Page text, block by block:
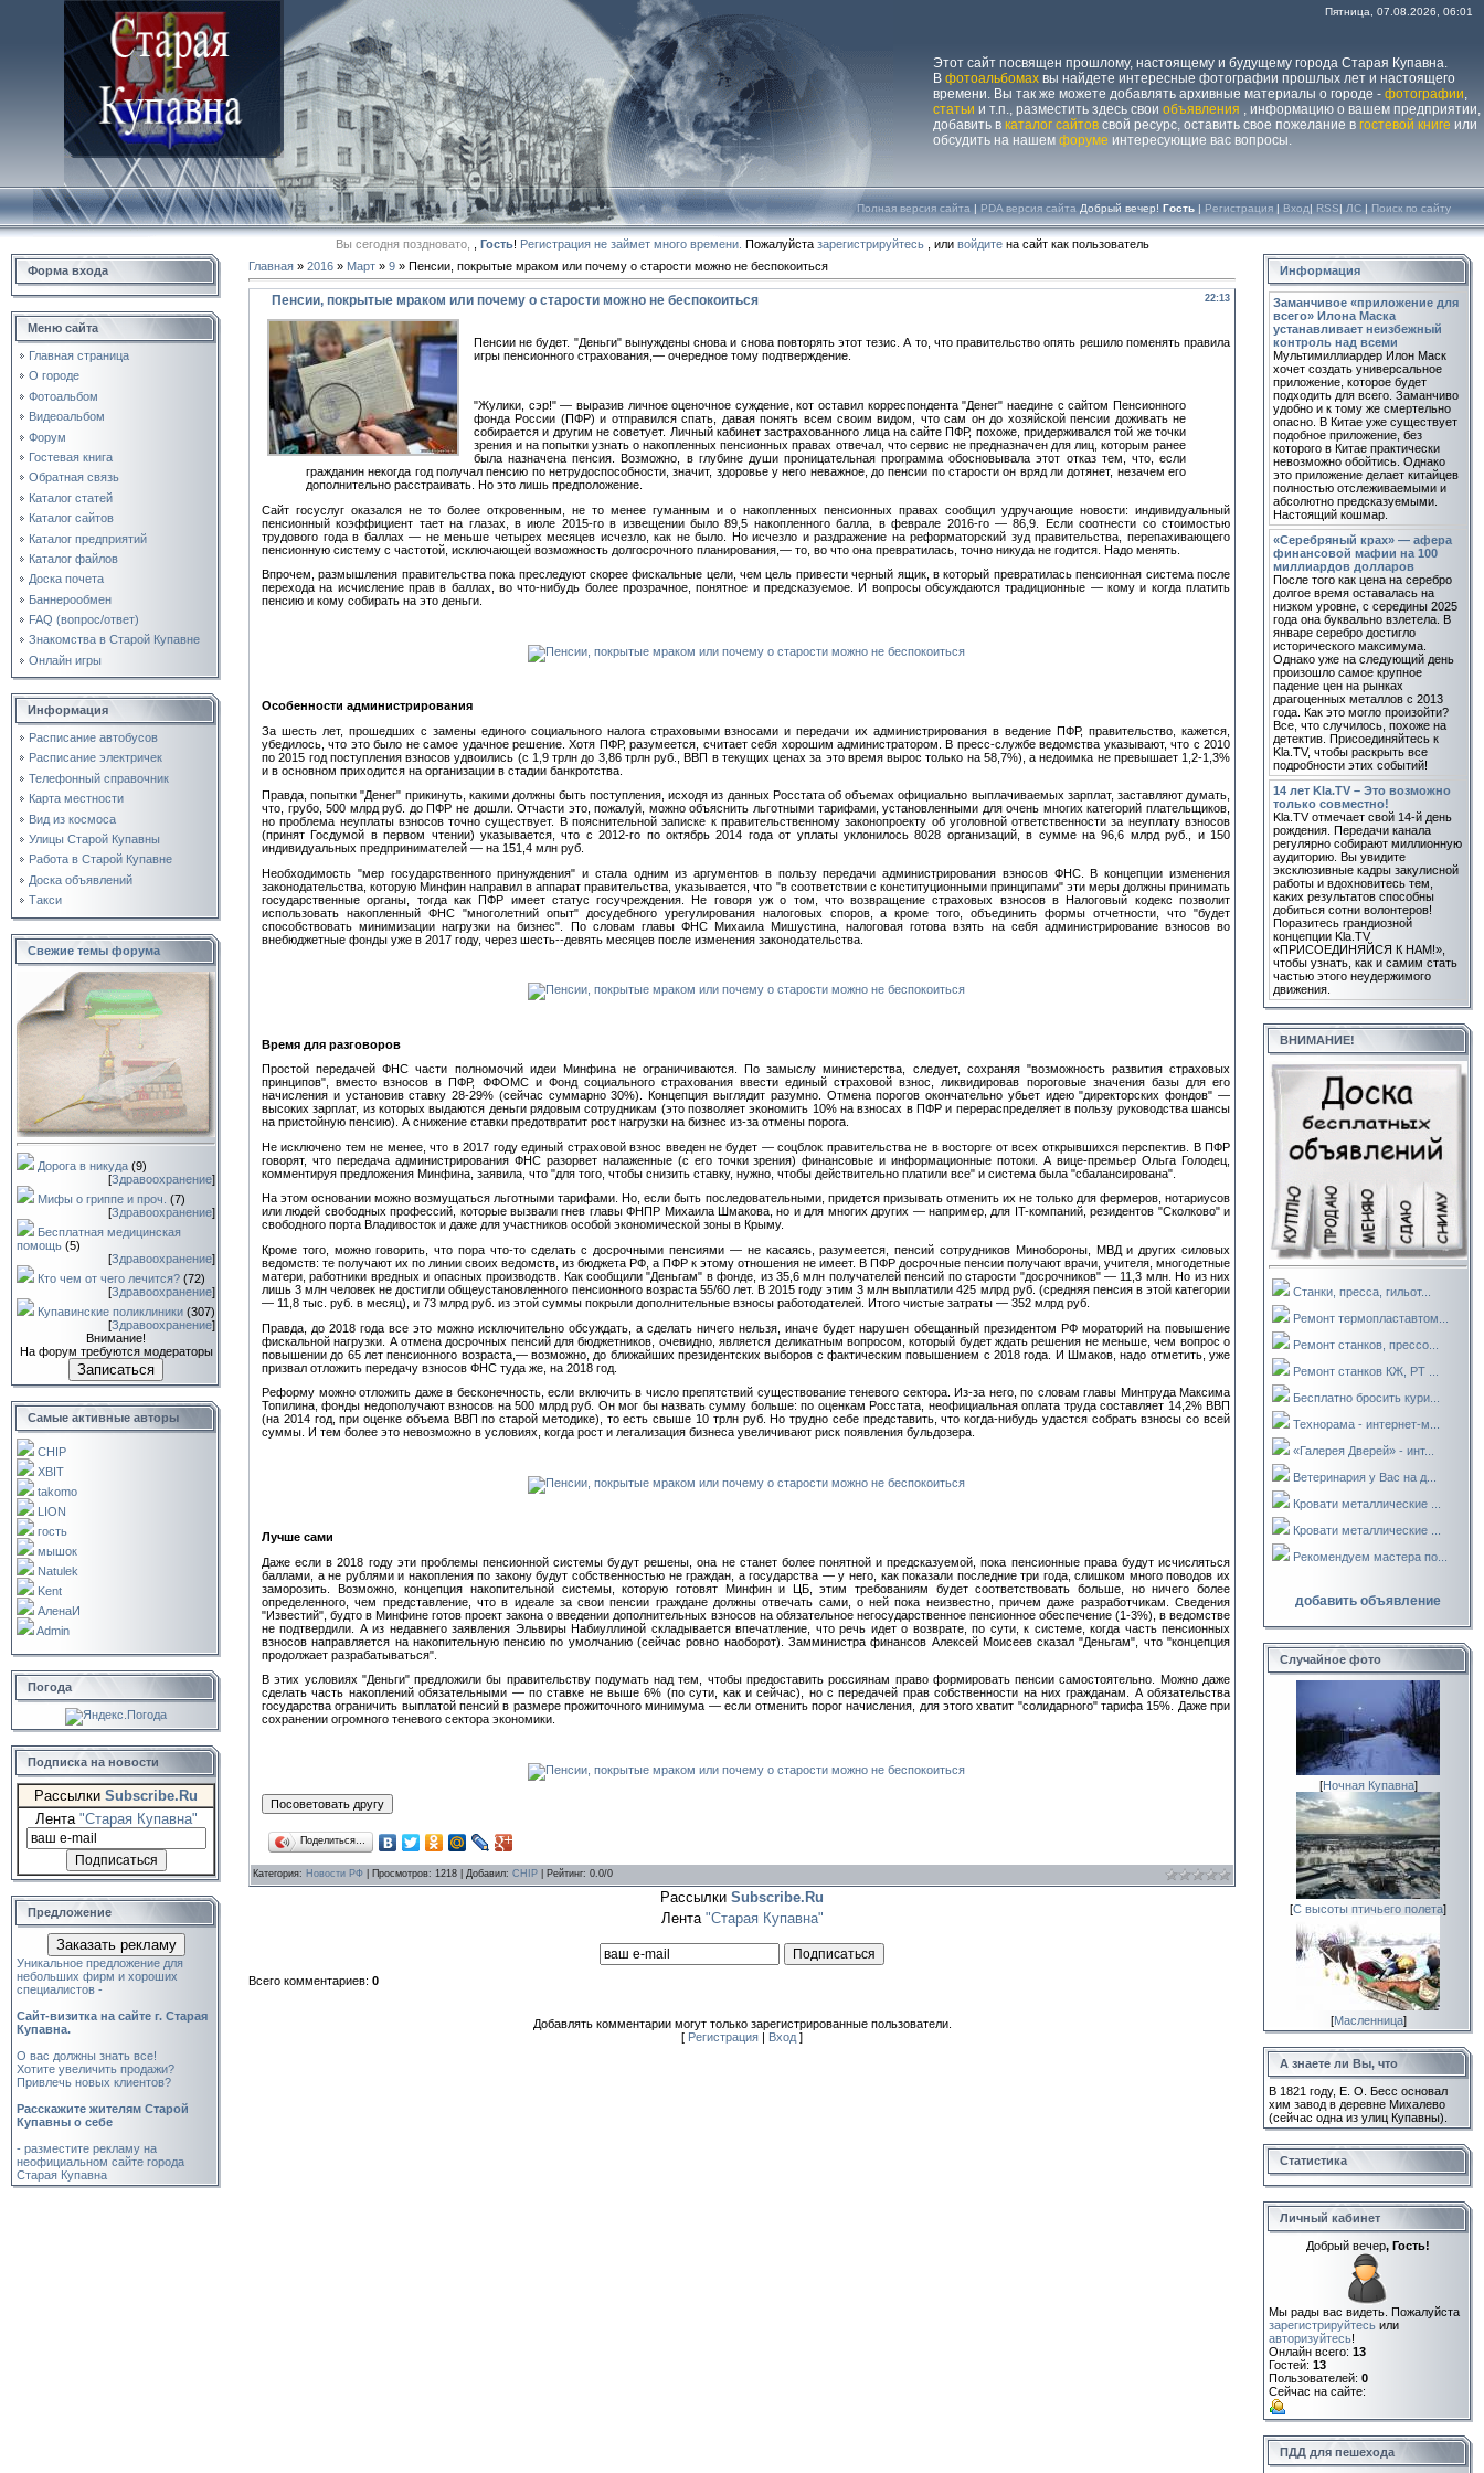
Этот сайт посвящен прошлому, настоящему и будущему города Старая Купавна.
В фотоальбомах вы найдете интересные фотографии прошлых лет и настоящего
времени. Вы так же можете добавлять архивные материалы о городе - фотографии,
статьи и т.п., разместить здесь свои объявления , информацию о вашем предприятии,
добавить в каталог сайтов свой ресурс, оставить свое пожелание в гостевой книге или
обсудить на нашем форуме интересующие вас вопросы.
Пятница, 07.08.2026, 06:01
Полная версия сайта | PDA версия сайта Добрый вечер! Гость | Регистрация | Вход| RSS| ЛС | Поиск по сайту
Вы сегодня поздновато, Гость! Регистрация не займет много времени. Пожалуйста зарегистрируйтесь, или войдитена сайт как пользователь
Форма входа
Меню сайта
Главная страница
О городе
Фотоальбом
Видеоальбом
Форум
Гостевая книга
Обратная связь
Каталог статей
Каталог сайтов
Каталог предприятий
Каталог файлов
Доска почета
Баннерообмен
FAQ (вопрос/ответ)
Знакомства в Старой Купавне
Онлайн игры
Информация
Расписание автобусов
Расписание электричек
Телефонный справочник
Карта местности
Вид из космоса
Улицы Старой Купавны
Работа в Старой Купавне
Доска объявлений
Такси
Свежие темы форума
Дорога в никуда (9)
[Здравоохранение]
Мифы о гриппе и проч. (7)
[Здравоохранение]
Бесплатная медицинская
помощь (5)
[Здравоохранение]
Кто чем от чего лечится? (72)
[Здравоохранение]
Купавинские поликлиники (307)
[Здравоохранение]
Внимание!
На форум требуются модераторы
Записаться
Самые активные авторы
CHIP
XBIT
takomo
LION
гость
мышок
Natulek
Kent
АленаИ
Admin
Погода
Подписка на новости
Рассылки Subscribe.Ru
Лента "Старая Купавна"
Предложение
Заказать рекламу
Уникальное предложение для
небольших фирм и хороших
специалистов -
Cайт-визитка на сайте г. Старая
Купавна.
О вас должны знать все!
Хотите увеличить продажи?
Привлечь новых клиентов?
Расскажите жителям Старой
Купавны о себе
- разместите рекламу на
неофициальном сайте города
Старая Купавна
Главная » 2016 » Март » 9 » Пенсии, покрытые мраком или почему о старости можно не беспокоиться
22:13
Пенсии, покрытые мраком или почему о старости можно не беспокоиться
Пенсии не будет. "Деньги" вынуждены снова и снова повторять этот тезис. А то, что правительство опять решило поменять правила
игры пенсионного страхования,— очередное тому подтверждение.
"Жулики, сэр!" — выразив личное оценочное суждение, кот оставил корреспондента "Денег" наедине с сайтом Пенсионного
фонда России (ПФР) и отправился спать, давая понять всем своим видом, что сам он до хозяйской пенсии доживать не
собирается и другим не советует. Личный кабинет застрахованного лица на сайте ПФР, похоже, придерживался той же точки
зрения и на попытки узнать о накопленных пенсионных правах отвечал, что сервис не предназначен для лиц, которым ранее
была назначена пенсия. Возможно, в глубине души проницательная программа обосновывала этот отказ тем, что, если
гражданин некогда год получал пенсию по нетрудоспособности, значит, здоровье у него неважное, до пенсии по старости он вряд ли дотянет, незачем его
дополнительно расстраивать. Но это лишь предположение.
Сайт госуслуг оказался не то более откровенным, не то менее гуманным и о накопленных пенсионных правах сообщил удручающие новости: индивидуальный
пенсионный коэффициент тает на глазах, в июле 2015-го в извещении было 89,5 накопленного балла, в феврале 2016-го — 86,9. Если соотнести со стоимостью
трудового года в баллах — не меньше четырех месяцев исчезло, как не было. Но исчезло и раздражение на реформаторский зуд правительства, перепахивающего
пенсионную систему с частотой, исключающей возможность долгосрочного планирования,— то, во что она превратилась, точно никуда не годится. Надо менять.
Впрочем, размышления правительства пока преследуют скорее фискальные цели, чем цель привести черный ящик, в который превратилась пенсионная система после
перехода на исчисление прав в баллах, во что-нибудь более прозрачное, понятное и предсказуемое. И вопросы обсуждаются традиционные — кому и когда платить
пенсию и кому собирать на это деньги.
Особенности администрирования
За шесть лет, прошедших с замены единого социального налога страховыми взносами и передачи их администрирования в ведение ПФР, правительство, кажется,
убедилось, что это было не самое удачное решение. Хотя ПФР, разумеется, считает себя хорошим администратором. В пресс-службе ведомства указывают, что с 2010
по 2015 год поступления взносов удвоились (с 1,9 трлн до 3,86 трлн руб., ВВП в текущих ценах за это время вырос только на 58,7%), а недоимка не превышает 1,2-1,3%
и в основном приходится на организации в стадии банкротства.
Правда, попытки "Денег" прикинуть, какими должны быть поступления, исходя из данных Росстата об объемах официально выплачиваемых зарплат, заставляют думать,
что, грубо, 500 млрд руб. до ПФР не дошли. Отчасти это, пожалуй, можно объяснить льготными тарифами, установленными для очень многих категорий плательщиков,
но проблема неуплаты взносов точно существует. В пояснительной записке к правительственному законопроекту об уголовной ответственности за неуплату взносов
(принят Госдумой в первом чтении) указывается, что с 2012-го по октябрь 2014 года от уплаты уклонилось 8028 организаций, в сумме на 96,6 млрд руб., и 150
индивидуальных предпринимателей — на 151,4 млн руб.
Необходимость "мер государственного принуждения" и стала одним из аргументов в пользу передачи администрирования взносов ФНС. В концепции изменения
законодательства, которую Минфин направил в аппарат правительства, указывается, что "в соответствии с конституционными принципами" эти меры должны принимать
государственные органы, тогда как ПФР имеет статус госучреждения. Не говоря уж о том, что возвращение страховых взносов в Налоговый кодекс позволит
использовать накопленный ФНС "многолетний опыт" досудебного урегулирования налоговых споров, а кроме того, объединить формы отчетности, что "будет
способствовать минимизации нагрузки на бизнес". По словам главы ФНС Михаила Мишустина, налоговая готова взять на себя администрирование взносов во
внебюджетные фонды уже в 2017 году, через шесть--девять месяцев после изменения законодательства.
Время для разговоров
Простой передачей ФНС части полномочий идеи Минфина не ограничиваются. По замыслу министерства, следует, сохраняя "возможность развития страховых
принципов", вместо взносов в ПФР, ФФОМС и Фонд социального страхования ввести единый страховой взнос, ликвидировав пороговые значения базы для его
начисления и установив ставку 28-29% (сейчас суммарно 30%). Концепция выглядит разумно. Отмена порогов окончательно убьет идею "директорских фондов" —
высоких зарплат, из которых выдаются деньги рядовым сотрудникам (это позволяет экономить 10% на взносах в ПФР и перераспределяет в пользу руководства шансы
на пристойную пенсию). А снижение ставки предотвратит рост нагрузки на бизнес из-за отмены порога.
Не исключено тем не менее, что в 2017 году единый страховой взнос введен не будет — соцблок правительства не в восторге от всех открывшихся перспектив. В ПФР
говорят, что передача администрирования ФНС разорвет налаженные (с его точки зрения) финансовые и информационные потоки. А вице-премьер Ольга Голодец,
комментируя предложения Минфина, заявила, что "для того, чтобы снизить ставку, нужно, чтобы действительно платили все" и система была "сбалансирована".
На этом основании можно возмущаться льготными тарифами. Но, если быть последовательными, придется призывать отменить их не только для фермеров, нотариусов
или людей свободных профессий, которые вызвали гнев главы ФНПР Михаила Шмакова, но и для многих других — например, для IT-компаний, резидентов "Сколково" и
свободного порта Владивосток и даже для участников особой экономической зоны в Крыму.
Кроме того, можно говорить, что пора что-то сделать с досрочными пенсиями — не касаясь, разумеется, пенсий сотрудников Минобороны, МВД и других силовых
ведомств: те получают их по линии своих ведомств, из бюджета РФ, а ПФР к этому отношения не имеет. В ПФР досрочные пенсии получают врачи, учителя, многодетные
матери, работники вредных и опасных производств. Как сообщили "Деньгам" в фонде, из 35,6 млн получателей пенсий по старости "досрочников" — 11,3 млн. Но из них
лишь 3 млн человек не достигли общеустановленного пенсионного возраста 55/60 лет. В 2015 году этим 3 млн выплатили 425 млрд руб. (средняя пенсия в этой категории
— 11,8 тыс. руб. в месяц), и 73 млрд руб. из этой суммы покрыли дополнительные взносы работодателей. Итого чистые затраты — 352 млрд руб.
Правда, до 2018 года все это можно исключительно обсуждать, а сделать ничего нельзя, иначе будет нарушен обещанный президентом РФ мораторий на повышение
фискальной нагрузки. А отмена досрочных пенсий для бюджетников, очевидно, является деликатным вопросом, который будет ждать решения не меньше, чем вопрос о
повышении до 65 лет пенсионного возраста,— возможно, до ближайших президентских выборов с фактическим повышением с 2018 года. И Шмаков, надо отметить, уже
призвал отложить передачу взносов ФНС туда же, на 2018 год.
Реформу можно отложить даже в бесконечность, если включить в число препятствий существование теневого сектора. Из-за него, по словам главы Минтруда Максима
Топилина, фонды недополучают взносов на 500 млрд руб. Он мог бы назвать сумму больше: по оценкам Росстата, неофициальная оплата труда составляет 14,2% ВВП
(на 2014 год, при оценке объема ВВП по старой методике), то есть свыше 10 трлн руб. Но трудно себе представить, что когда-нибудь удастся собрать взносы со всей
суммы. И тем более это невозможно в условиях, когда рост и легализация бизнеса увеличивают риск появления бульдозера.
Лучше сами
Даже если в 2018 году эти проблемы пенсионной системы будут решены, она не станет более понятной и предсказуемой, пока пенсионные права будут исчисляться
баллами, а не рублями и накопления по закону будут собственностью не граждан, а государства — у него, как показали последние три года, слишком много поводов их
заморозить. Возможно, концепция накопительной системы, которую готовят Минфин и ЦБ, этим требованиям будет соответствовать больше, но ничего более
определенного, чем представление, что в идеале за свои пенсии граждане должны отвечать сами, о ней пока неизвестно, причем даже разработчикам. Сведения
"Известий", будто в Минфине готов проект закона о введении дополнительных взносов на обязательное негосударственное пенсионное обеспечение (1-3%), в ведомстве
не подтвердили. А из недавнего заявления Эльвиры Набиуллиной складывается впечатление, что речь идет о возврате, по сути, к системе, когда часть пенсионных
взносов направляется на накопительную пенсию по умолчанию (сейчас ровно наоборот). Замминистра финансов Алексей Моисеев сказал "Деньгам", что "концепция
продолжает разрабатываться".
В этих условиях "Деньги" предложили бы правительству подумать над тем, чтобы предоставить россиянам право формировать пенсии самостоятельно. Можно даже
сделать часть накоплений обязательными — по ставке не выше 6% (по сути, как и сейчас), но с передачей прав собственности на них гражданам. А обязательства
государства ограничить выплатой пенсий в размере прожиточного минимума — если отменить порог начисления, для этого хватит "солидарного" тарифа 15%. Даже при
сохранении огромного теневого сектора экономики.
Поделиться…
Категория: Новости РФ Просмотров: 1218 | Добавил: CHIP Рейтинг: 0.0/0
Рассылки Subscribe.Ru
Лента "Старая Купавна"
Всего комментариев: 0
Добавлять комментарии могут только зарегистрированные пользователи.
[ Регистрация | Вход ]
Информация
Заманчивое «приложение для
всего» Илона Маска
устанавливает неизбежный
контроль над всеми
Мультимиллиардер Илон Маск
хочет создать универсальное
приложение, которое будет
подходить для всего. Заманчиво
удобно и к тому же смертельно
опасно. В Китае уже существует
подобное приложение, без
которого в Китае практически
невозможно обойтись. Однако
это приложение делает китайцев
полностью отслеживаемыми и
абсолютно предсказуемыми.
Настоящий кошмар.
«Серебряный крах» — афера
финансовой мафии на 100
миллиардов долларов
После того как цена на серебро
долгое время оставалась на
низком уровне, с середины 2025
года она буквально взлетела. В
январе серебро достигло
исторического максимума.
Однако уже на следующий день
произошло самое крупное
падение цен на рынках
драгоценных металлов с 2013
года. Как это могло произойти?
Все, что случилось, похоже на
детектив. Присоединяйтесь к
Kla.TV, чтобы раскрыть все
подробности этих событий!
14 лет Kla.TV – Это возможно
только совместно!
Kla.TV отмечает свой 14-й день
рождения. Передачи канала
регулярно собирают миллионную
аудиторию. Вы увидите
эксклюзивные кадры закулисной
работы и вдохновитесь тем,
каких результатов способны
добиться сотни волонтеров!
Поразитесь грандиозной
концепции Kla.TV
«ПРИСОЕДИНЯЙСЯ К НАМ!»,
чтобы узнать, как и самим стать
частью этого неудержимого
движения.
ВНИМАНИЕ!
Станки, пресса, гильот...
Ремонт термопластавтом...
Ремонт станков, прессо...
Ремонт станков КЖ, РТ ...
Бесплатно бросить кури...
Технорама - интернет-м...
«Галерея Дверей» - инт...
Ветеринария у Вас на д...
Кровати металлические ...
Кровати металлические ...
Рекомендуем мастера по...
добавить объявление
Случайное фото
[Ночная Купавна]
[С высоты птичьего полета]
[Масленница]
А знаете ли Вы, что
В 1821 году, Е. О. Бесс основал
хим завод в деревне Михалево
(сейчас одна из улиц Купавны).
Статистика
Личный кабинет
Добрый вечер, Гость!
Мы рады вас видеть. Пожалуйста
зарегистрируйтесь или
авторизуйтесь!
Онлайн всего: 13
Гостей: 13
Пользователей: 0
Сейчас на сайте:
ПДД для пешехода